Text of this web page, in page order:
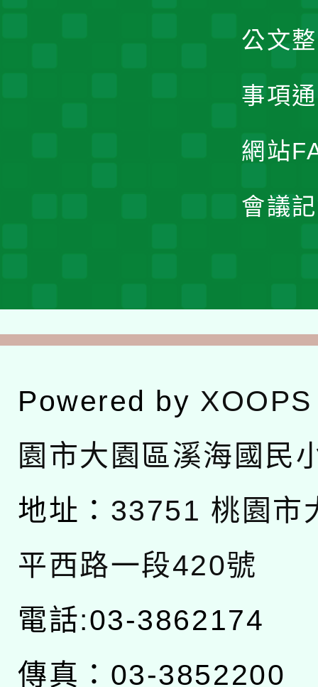
公文
事項
網站
會議
Powered by XOOPS
園市大園區溪海國民
地址： 33751 桃園市
平西路一段420號
電話:03-3862174
傳真：03-3852200